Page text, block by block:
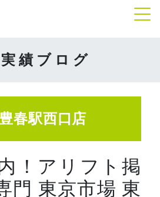
績ブログ
春駅西口店
！アリフト掲
門 東京市場 東